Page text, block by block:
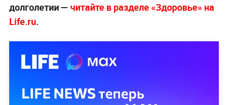
долголетии — читайте в разделе «Здоровье» на
Life.ru.